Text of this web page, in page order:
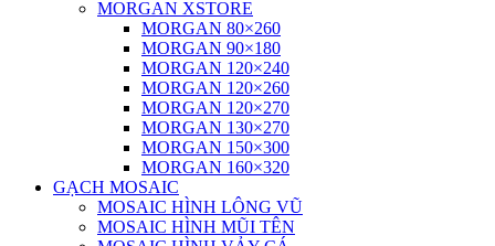
MORGAN XSTORE
MORGAN 80×260
MORGAN 90×180
MORGAN 120×240
MORGAN 120×260
MORGAN 120×270
MORGAN 130×270
MORGAN 150×300
MORGAN 160×320
GẠCH MOSAIC
MOSAIC HÌNH LÔNG VŨ
MOSAIC HÌNH MŨI TÊN